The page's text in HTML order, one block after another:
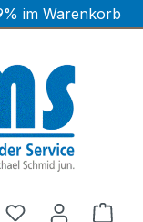
im Warenkorb